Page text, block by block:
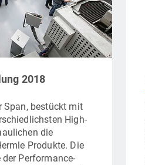
2018
Span, bestückt mit
High-
die
Produkte. Die
Performance-